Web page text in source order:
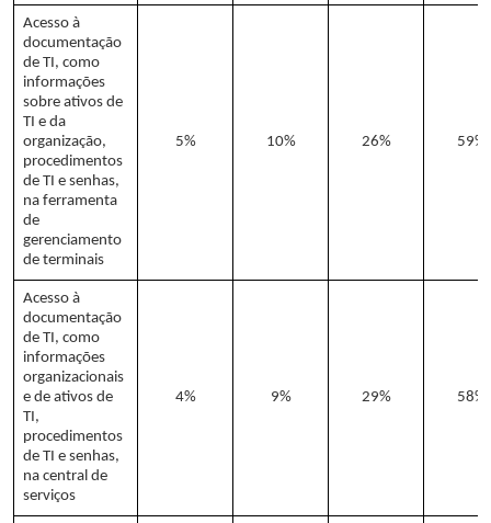
Acesso à
documentação
de TI, como
informações
sobre ativos de
TI e da
organização,
procedimentos
de TI e senhas,
na ferramenta
de
gerenciamento
de terminais
5% 10% 26% 59%
Acesso à
documentação
de TI, como
informações
organizacionais
e de ativos de
TI,
procedimentos
de TI e senhas,
na central de
serviços
4% 9% 29% 58%